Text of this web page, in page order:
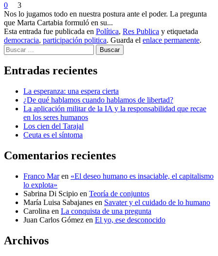
0
3
Nos lo jugamos todo en nuestra postura ante el poder. La pregunta
que Marta Cartabia formuló en su...
Esta entrada fue publicada en Política, Res Publica y etiquetada
democracia, participación politica. Guarda el enlace permanente.
Buscar
Entradas recientes
La esperanza: una espera cierta
¿De qué hablamos cuando hablamos de libertad?
La aplicación militar de la IA y la responsabilidad que recae
en los seres humanos
Los cien del Tarajal
Ceuta es el síntoma
Comentarios recientes
Franco Maren «El deseo humano es insaciable, el capitalismo
lo explota»
Sabrina Di Scipio en Teoría de conjuntos
María Luisa Sabajanes en Savater y el cuidado de lo humano
Carolina en La conquista de una pregunta
Juan Carlos Gómez en El yo, ese desconocido
Archivos